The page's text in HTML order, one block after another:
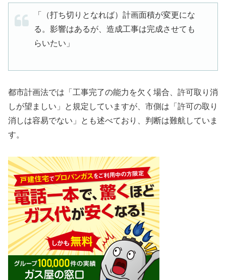
「（打ち切りとなれば）計画面積が変更にな
る。影響はあるが、造成工事は完成させても
らいたい」
都市計画法では「工事完了の能力を欠く場合、許可取り消
しが望ましい」と規定していますが、市側は「許可の取り
消しは容易でない」とも述べており、判断は難航していま
す。